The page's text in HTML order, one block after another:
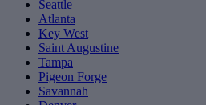
Seattle
Atlanta
Key West
Saint Augustine
Tampa
Pigeon Forge
Savannah